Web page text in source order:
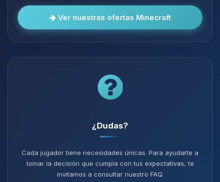
Ver nuestras ofertas Minecraft
¿Dudas?
Cada jugador tiene necesidades únicas. Para ayudarte a
tomar la decisión que cumpla con tus expectativas, te
invitamos a consultar nuestro FAQ.